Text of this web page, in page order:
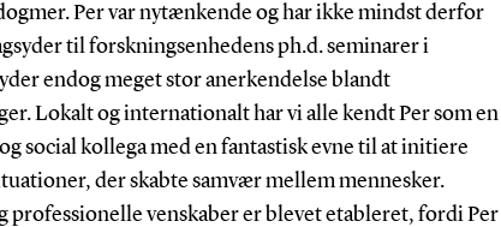
Per var nytænkende og har ikke mindst derfor
til forskningsenhedens ph.d. seminarer i
endog meget stor anerkendelse blandt
Lokalt og internationalt har vi alle kendt Per som en
social kollega med en fantastisk evne til at initiere
der skabte samvær mellem mennesker.
professionelle venskaber er blevet etableret, fordi Per